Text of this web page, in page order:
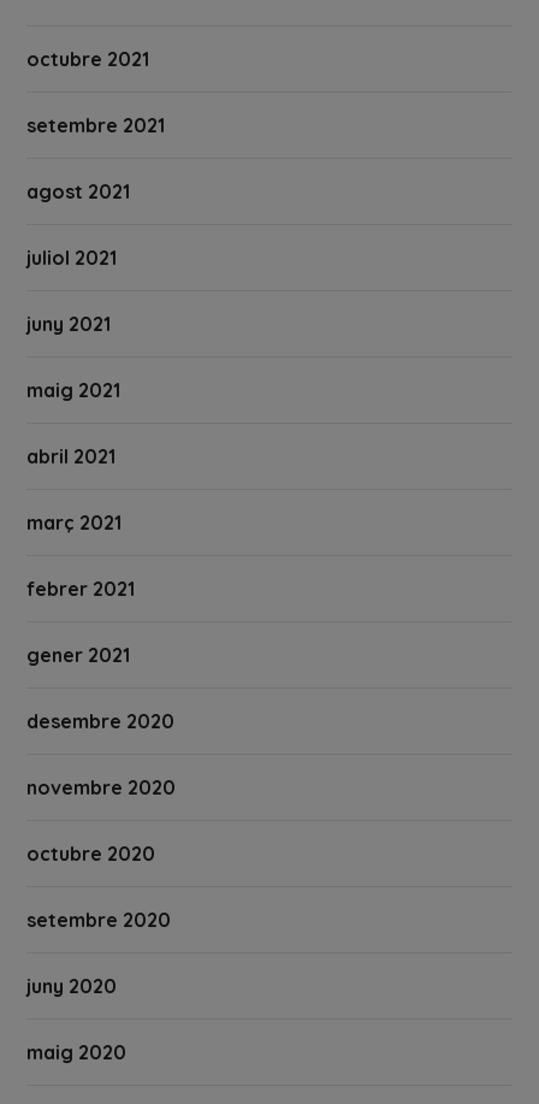
octubre 2021
setembre 2021
agost 2021
juliol 2021
juny 2021
maig 2021
abril 2021
març 2021
febrer 2021
gener 2021
desembre 2020
novembre 2020
octubre 2020
setembre 2020
juny 2020
maig 2020